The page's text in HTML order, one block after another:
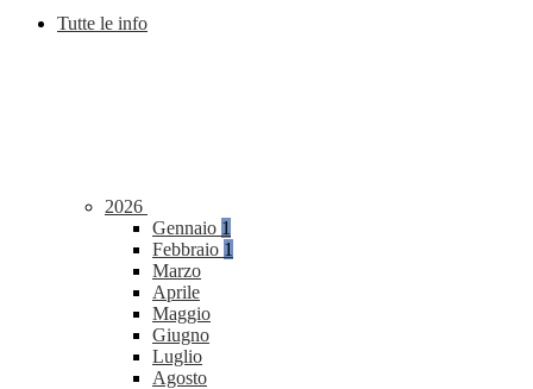
Tutte le info
2026
Gennaio 1
Febbraio 1
Marzo
Aprile
Maggio
Giugno
Luglio
Agosto